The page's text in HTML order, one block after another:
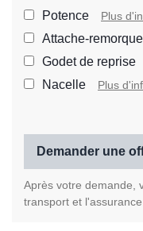
Potence Plus
Attache-remorque
Godet de reprise
Nacelle Plus
Demander une
Après votre demande,
transport et l'assurance